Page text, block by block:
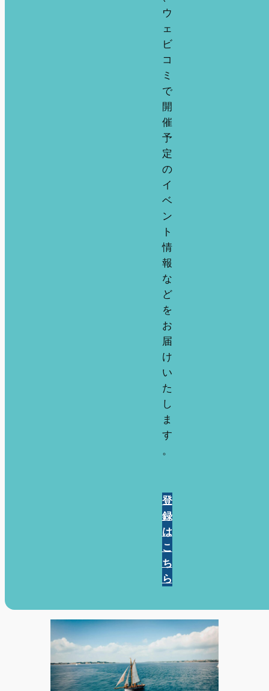
ウ
ェ
ビ
コ
ミ
で
開
催
予
定
の
イ
ベ
ン
ト
情
報
な
ど
を
お
届
け
い
た
し
ま
す
。
登
録
は
こ
ち
ら